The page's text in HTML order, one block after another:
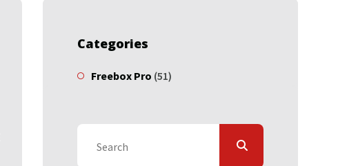
Categories
Freebox Pro (51)